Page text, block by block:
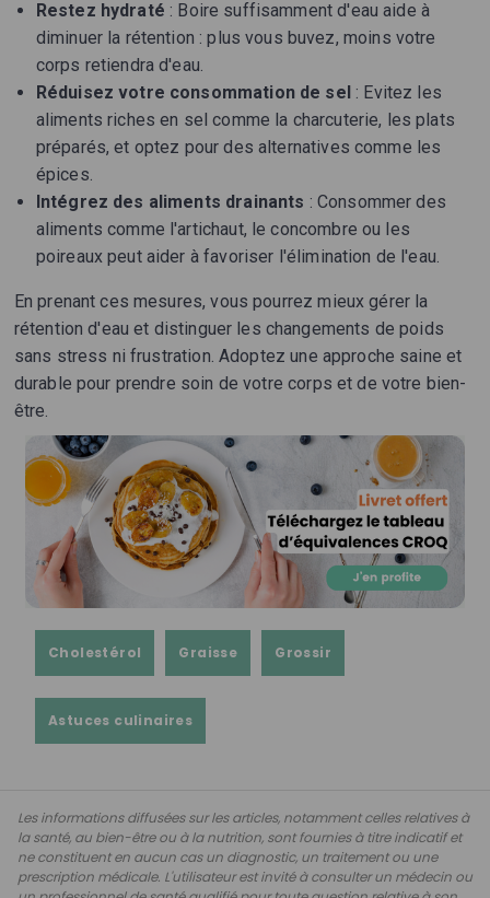
Restez hydraté : Boire suffisamment d'eau aide à
diminuer la rétention : plus vous buvez, moins votre
corps retiendra d'eau.
Réduisez votre consommation de sel : Evitez les
aliments riches en sel comme la charcuterie, les plats
préparés, et optez pour des alternatives comme les
épices.
Intégrez des aliments drainants : Consommer des
aliments comme l'artichaut, le concombre ou les
poireaux peut aider à favoriser l'élimination de l'eau.
En prenant ces mesures, vous pourrez mieux gérer la
rétention d'eau et distinguer les changements de poids
sans stress ni frustration. Adoptez une approche saine et
durable pour prendre soin de votre corps et de votre bien-
être.
Cholestérol Graisse Grossir
Astuces culinaires
Les informations diffusées sur les articles, notamment celles relatives à
la santé, au bien-être ou à la nutrition, sont fournies à titre indicatif et
ne constituent en aucun cas un diagnostic, un traitement ou une
prescription médicale. L'utilisateur est invité à consulter un médecin ou